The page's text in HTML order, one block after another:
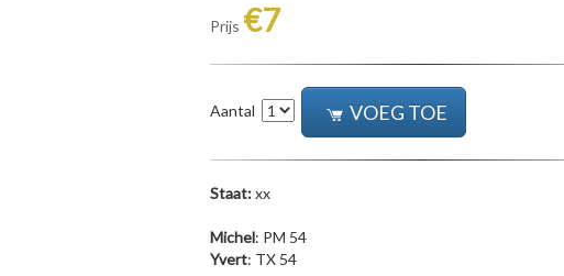
Prijs €7
Aantal VOEG TOE
Staat:xx
Michel: PM 54
Yvert: TX 54